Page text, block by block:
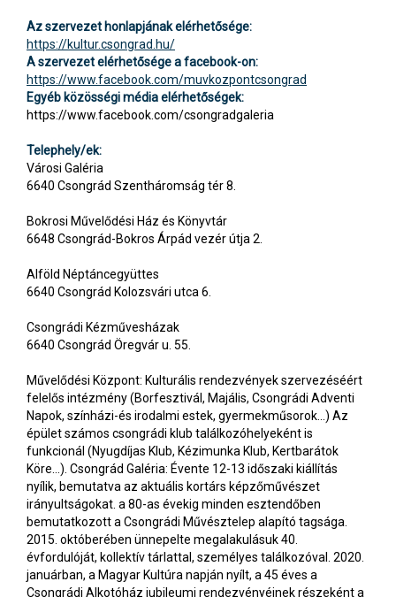
Az szervezet honlapjának elérhetősége:
https://kultur.csongrad.hu/
A szervezet elérhetősége a facebook-on:
https://www.facebook.com/muvkozpontcsongrad
Egyéb közösségi média elérhetőségek:
https://www.facebook.com/csongradgaleria
Telephely/ek:
Városi Galéria
6640 Csongrád Szentháromság tér 8.
Bokrosi Művelődési Ház és Könyvtár
6648 Csongrád-Bokros Árpád vezér útja 2.
Alföld Néptáncegyüttes
6640 Csongrád Kolozsvári utca 6.
Csongrádi Kézművesházak
6640 Csongrád Öregvár u. 55.
Művelődési Központ: Kulturális rendezvények szervezéséért
felelős intézmény (Borfesztivál, Majális, Csongrádi Adventi
Napok, színházi-és irodalmi estek, gyermekműsorok...) Az
épület számos csongrádi klub találkozóhelyeként is
funkcionál (Nyugdíjas Klub, Kézimunka Klub, Kertbarátok
Köre...). Csongrád Galéria: Évente 12-13 időszaki kiállítás
nyílik, bemutatva az aktuális kortárs képzőművészet
irányultságokat. a 80-as évekig minden esztendőben
bemutatkozott a Csongrádi Művésztelep alapító tagsága.
2015. októberében ünnepelte megalakulásuk 40.
évfordulóját, kollektív tárlattal, személyes találkozóval. 2020.
januárban, a Magyar Kultúra napján nyílt, a 45 éves a
Csongrádi Alkotóház jubileumi rendezvényéinek részeként a